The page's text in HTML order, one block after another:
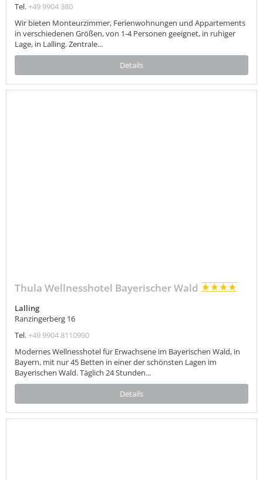
Tel.+49 9904 380
Wir bieten Monteurzimmer, Ferienwohnungen und Appartements
in verschiedenen Größen, von 1-4 Personen geeignet, in ruhiger
Lage, in Lalling. Zentrale...
Details
Thula Wellnesshotel Bayerischer Wald
Lalling
Ranzingerberg 16
Tel.+49 9904 8110990
Modernes Wellnesshotel für Erwachsene im Bayerischen Wald, in
Bayern, mit nur 45 Betten in einer der schönsten Lagen im
Bayerischen Wald. Täglich 24 Stunden...
Details